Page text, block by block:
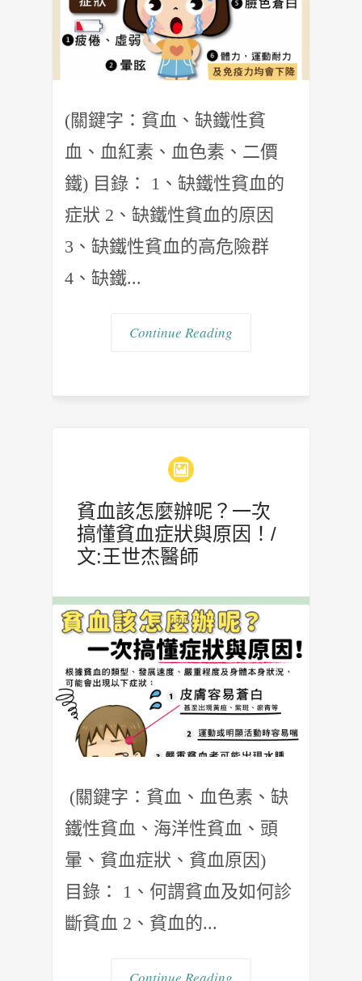
(關鍵字：貧血、缺鐵性貧
血、血紅素、血色素、二價
鐵) 目錄： 1、缺鐵性貧血的
症狀 2、缺鐵性貧血的原因
3、缺鐵性貧血的高危險群
4、缺鐵...
Continue Reading
貧血該怎麼辦呢？一次
搞懂貧血症狀與原因！/
文:王世杰醫師
(關鍵字：貧血、血色素、缺
鐵性貧血、海洋性貧血、頭
暈、貧血症狀、貧血原因)
目錄： 1、何謂貧血及如何診
斷貧血 2、貧血的...